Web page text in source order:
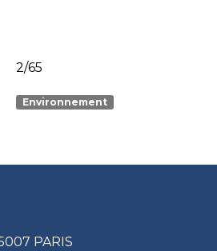
2/65
Environnement
PARIS